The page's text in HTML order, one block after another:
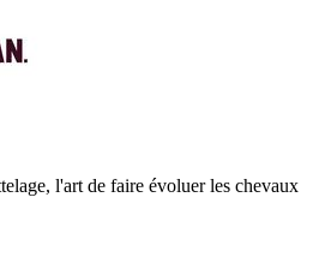
l'art de faire évoluer les chevaux